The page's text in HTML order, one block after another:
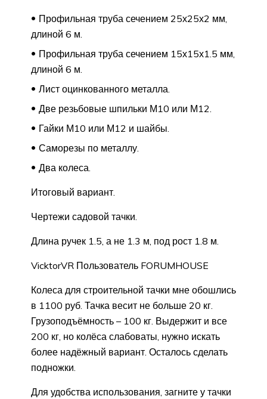
Профильная труба сечением 25х25х2 мм,
длиной 6 м.
Профильная труба сечением 15х15х1.5 мм,
длиной 6 м.
Лист оцинкованного металла.
Две резьбовые шпильки М10 или М12.
Гайки М10 или М12 и шайбы.
Саморезы по металлу.
Два колеса.
Итоговый вариант.
Чертежи садовой тачки.
Длина ручек 1.5, а не 1.3 м, под рост 1.8 м.
VicktorVR Пользователь FORUMHOUSE
Колеса для строительной тачки мне обошлись
в 1100 руб. Тачка весит не больше 20 кг.
Грузоподъёмность – 100 кг. Выдержит и все
200 кг, но колёса слабоваты, нужно искать
более надёжный вариант. Осталось сделать
подножки.
Для удобства использования, загните у тачки